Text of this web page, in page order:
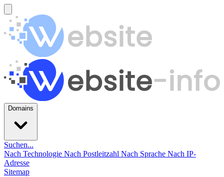
Domains
Suchen...
Nach Technologie Nach Postleitzahl Nach Sprache Nach IP-
Adresse
Sitemap